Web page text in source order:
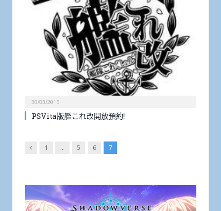
30/03/2015
PSVita版艦これ改開放預約!
Previous
1 ... 5 6 7